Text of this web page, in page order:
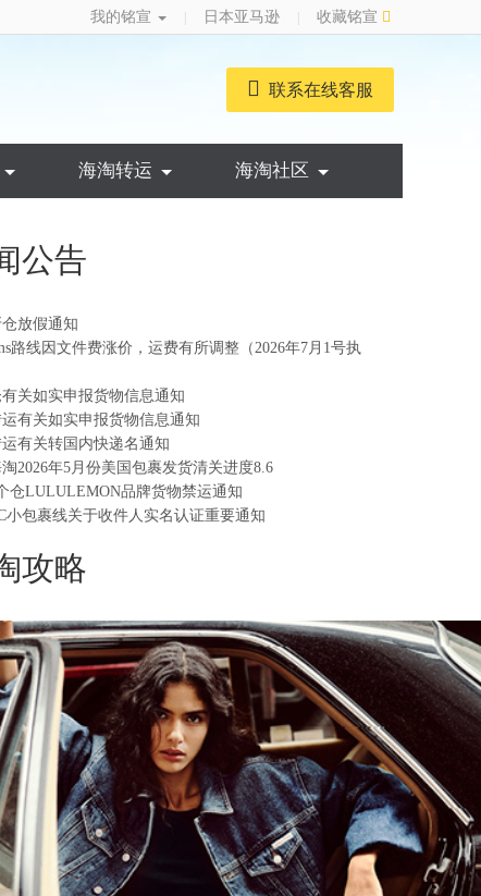
我的铭宣 日本亚马逊
收藏铭宣
联系在线客服
海淘转运 海淘社区
公告
放假通知
路线因文件费涨价，运费有所调整（2026年7月1号执
关如实申报货物信息通知
有关如实申报货物信息通知
有关转国内快递名通知
2026年5月份美国包裹发货清关进度8.6
仓LULULEMON品牌货物禁运通知
小包裹线关于收件人实名认证重要通知
攻略